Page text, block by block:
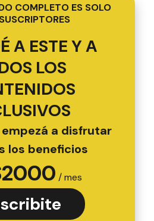
COMPLETO ES SOLO
A ESTE Y A
LOS
a disfrutar
los beneficios
2000 / mes